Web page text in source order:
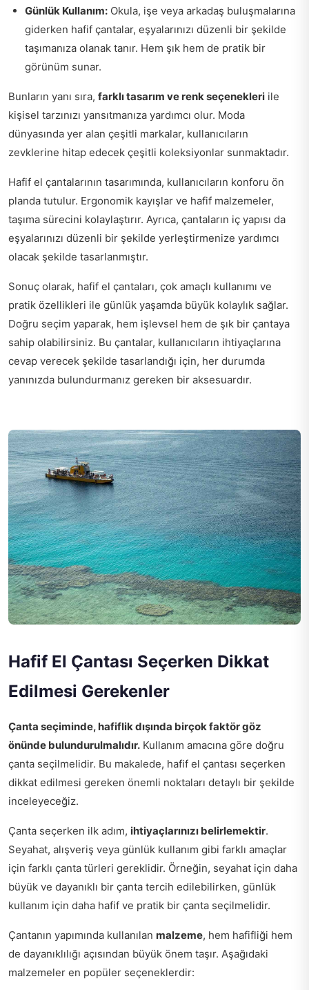
Günlük Kullanım: Okula, işe veya arkadaş buluşmalarına
giderken hafif çantalar, eşyalarınızı düzenli bir şekilde
taşımanıza olanak tanır. Hem şık hem de pratik bir
görünüm sunar.
Bunların yanı sıra, farklı tasarım ve renk seçenekleri ile
kişisel tarzınızı yansıtmanıza yardımcı olur. Moda
dünyasında yer alan çeşitli markalar, kullanıcıların
zevklerine hitap edecek çeşitli koleksiyonlar sunmaktadır.
Hafif el çantalarının tasarımında, kullanıcıların konforu ön
planda tutulur. Ergonomik kayışlar ve hafif malzemeler,
taşıma sürecini kolaylaştırır. Ayrıca, çantaların iç yapısı da
eşyalarınızı düzenli bir şekilde yerleştirmenize yardımcı
olacak şekilde tasarlanmıştır.
Sonuç olarak, hafif el çantaları, çok amaçlı kullanımı ve
pratik özellikleri ile günlük yaşamda büyük kolaylık sağlar.
Doğru seçim yaparak, hem işlevsel hem de şık bir çantaya
sahip olabilirsiniz. Bu çantalar, kullanıcıların ihtiyaçlarına
cevap verecek şekilde tasarlandığı için, her durumda
yanınızda bulundurmanız gereken bir aksesuardır.
Hafif El Çantası Seçerken Dikkat
Edilmesi Gerekenler
Çanta seçiminde, hafiflik dışında birçok faktör göz
önünde bulundurulmalıdır. Kullanım amacına göre doğru
çanta seçilmelidir. Bu makalede, hafif el çantası seçerken
dikkat edilmesi gereken önemli noktaları detaylı bir şekilde
inceleyeceğiz.
Çanta seçerken ilk adım, ihtiyaçlarınızı belirlemektir.
Seyahat, alışveriş veya günlük kullanım gibi farklı amaçlar
için farklı çanta türleri gereklidir. Örneğin, seyahat için daha
büyük ve dayanıklı bir çanta tercih edilebilirken, günlük
kullanım için daha hafif ve pratik bir çanta seçilmelidir.
Çantanın yapımında kullanılan malzeme, hem hafifliği hem
de dayanıklılığı açısından büyük önem taşır. Aşağıdaki
malzemeler en popüler seçeneklerdir: